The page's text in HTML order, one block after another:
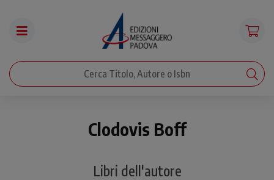
Clodovis Boff
Libri dell'autore